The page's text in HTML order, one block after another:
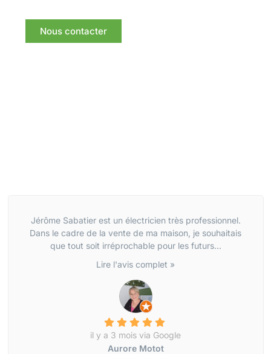
Nous contacter
Jérôme Sabatier est un électricien très professionnel.
Dans le cadre de la vente de ma maison, je souhaitais
que tout soit irréprochable pour les futurs...
Lire l'avis complet »
il y a 3 mois via Google
Aurore Motot